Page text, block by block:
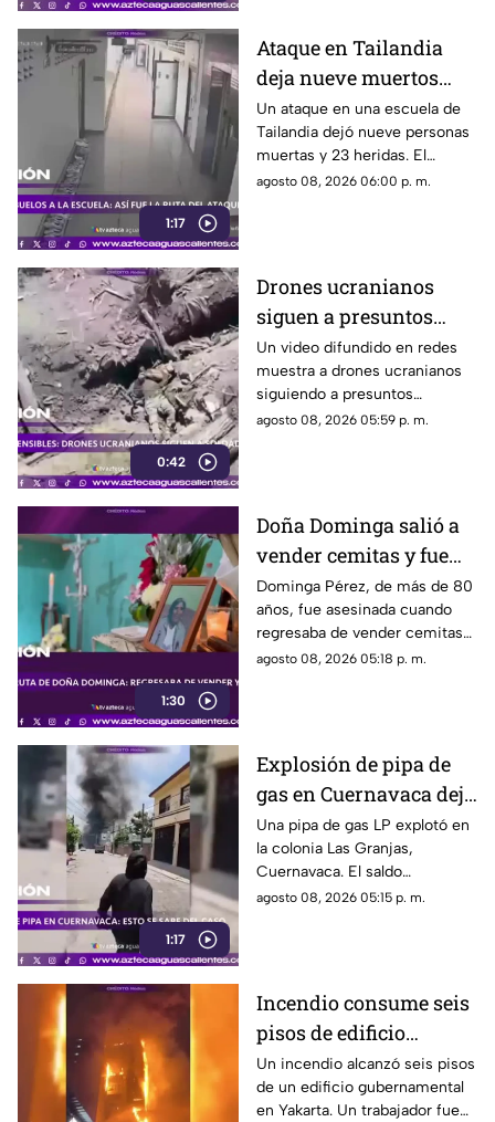
1:17
Ataque en Tailandia
deja nueve muertos
tras agresión en una
escuela
Un ataque en una escuela de
Tailandia dejó nueve personas
muertas y 23 heridas. El
presunto agresor, de 14 años,
agosto 08, 2026 06:00 p. m.
0:42
Drones ucranianos
siguen a presuntos
soldados rusos durante
varias horas
Un video difundido en redes
muestra a drones ucranianos
siguiendo a presuntos
soldados rusos antes de un
agosto 08, 2026 05:59 p. m.
1:30
Doña Dominga salió a
vender cemitas y fue
asesinada al regresar a
casa; así fue la agresión
(VIDEO)
Dominga Pérez, de más de 80
años, fue asesinada cuando
regresaba de vender cemitas
en Chachapa. La Fiscalía de
agosto 08, 2026 05:18 p. m.
1:17
Explosión de pipa de
gas en Cuernavaca deja
21 personas lesionadas
Una pipa de gas LP explotó en
la colonia Las Granjas,
Cuernavaca. El saldo
preliminar es de 21 lesionados
agosto 08, 2026 05:15 p. m.
Incendio consume seis
pisos de edificio
gubernamental en
Yakarta
Un incendio alcanzó seis pisos
de un edificio gubernamental
en Yakarta. Un trabajador fue